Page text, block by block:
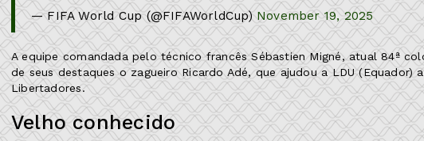
— FIFA World Cup (@FIFAWorldCup) November 19, 2025
A equipe comandada pelo técnico francês Sébastien Migné, atual 84ª
de seus destaques o zagueiro Ricardo Adé, que ajudou a LDU
Libertadores.
Velho conhecido